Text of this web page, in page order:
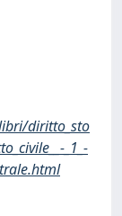
diritto_sto
_1_-